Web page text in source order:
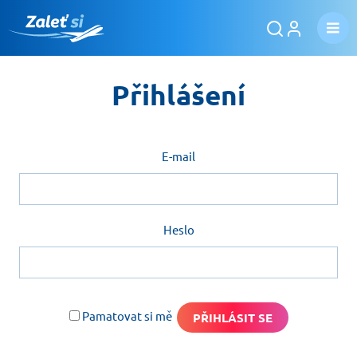
Přihlášení
E-mail
Heslo
Pamatovat si mě